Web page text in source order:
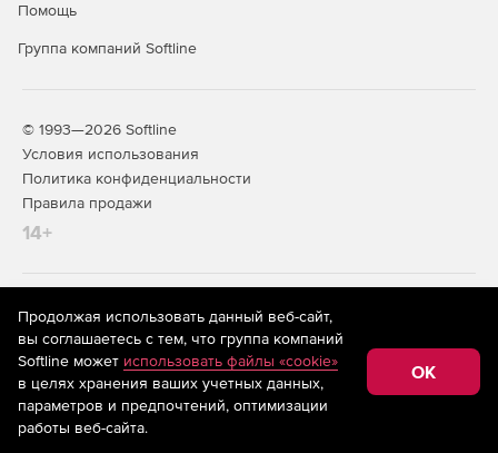
Помощь
Группа компаний Softline
© 1993—2026 Softline
Условия использования
Политика конфиденциальности
Правила продажи
14+
На информационном ресурсе store.softline.ru применяются
рекомендательные технологии
(информационные технологии
предоставления информации на основе сбора,
систематизации и анализа сведений, относящихся к
предпочтениям пользователей сети «Интернет»,
находящихся на территории Российской Федерации)
Продолжая использовать данный веб-сайт,
вы соглашаетесь с тем, что группа компаний
Softline может использовать файлы «cookie»
в целях хранения ваших учетных данных,
параметров и предпочтений, оптимизации
работы веб-сайта.
OK